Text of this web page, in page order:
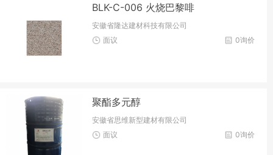
BLK-C-006 火烧巴黎啡
安徽省隆达建材科技有限公司
0询价
面议
聚酯多元醇
安徽省思维新型建材有限公司
0询价
面议